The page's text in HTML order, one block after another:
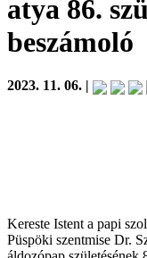
atya 86.
beszámoló
2023. 11. 06. |
Kereste Istent a papi
Püspöki szentmise Dr.